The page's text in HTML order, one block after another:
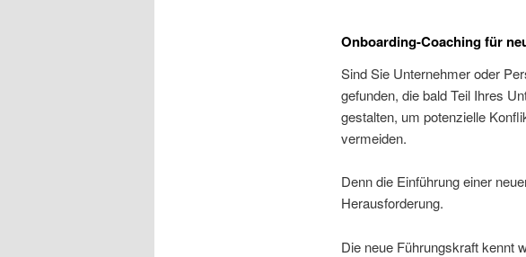
Onboarding-Coaching für
Sind Sie Unternehmer oder
gefunden, die bald Teil Ihres
gestalten, um potenzielle
vermeiden.
Denn die Einführung einer
Herausforderung.
Die neue Führungskraft kennt